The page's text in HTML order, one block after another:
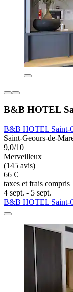
B&B HOTEL
B&B HOTEL Saint-
Saint-Geours-de-
9,0/10
Merveilleux
(145 avis)
66 €
taxes et frais compris
4 sept. - 5 sept.
B&B HOTEL Saint-